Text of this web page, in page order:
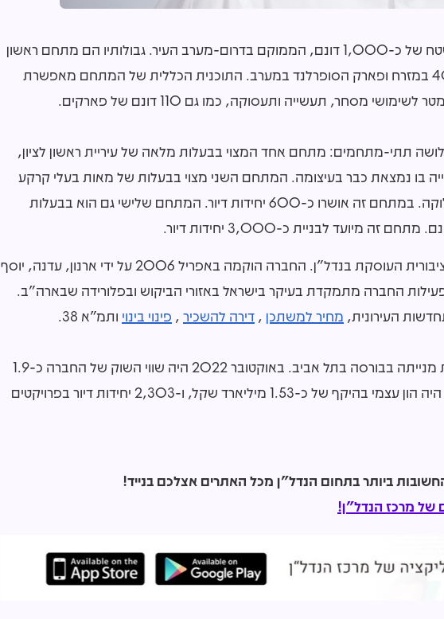
מתחם האלף בראשון לציון הוא אזור בשטח של כ-1,000 דונם, הממוקם בדרום-מערב העיר. גבולותיו הם מתחם ראשון
מערב בצפון, כביש 431 בדרום, כביש 40 במזרח ופארק הסופרלנד במערב. התוכנית הכללית של המתחם מאפשרת
תתי-מתחמים: מתחם אחד המצוי בבעלות מלאה של עיריית ראשון לציון,
בו נמצאת כבר בעיצומה. המתחם השני מצוי בבעלות של מאות בעלי קרקע
פרטיים, ולגביו אושרה תוכנית איחוד וחלוקה. במתחם זה אושרו כ-600 יחידות דיור. המתחם שלישי גם הוא בבעלות
פרשקובסקי השקעות ובניין היא חברה ציבורית העוסקת בנדל"ן. החברה הוקמה באפריל 2006 על ידי ארנון, עדנה, יוסף
החברה מתמקדת בעיקר בישראל באזורי הביקוש ובפלורידה שבארה"ב.
העירונית, מחיר למשתכן , דירה להשכיר , פינוי בינוי ותמ"א 38.
ב-2006 הונפקה החברה ומאז נסחרת מנייתה בבורסה בתל אביב. באוקטובר 2022 היה שווי השוק של החברה כ-1.9
מיליארד שקל. נכון ליוני 2022, לחברה היה הון עצמי בהיקף של כ-1.53 מיליארד שקל, ו-2,303 יחידות דיור בפרויקטים
של מרכז הנדל"ן!